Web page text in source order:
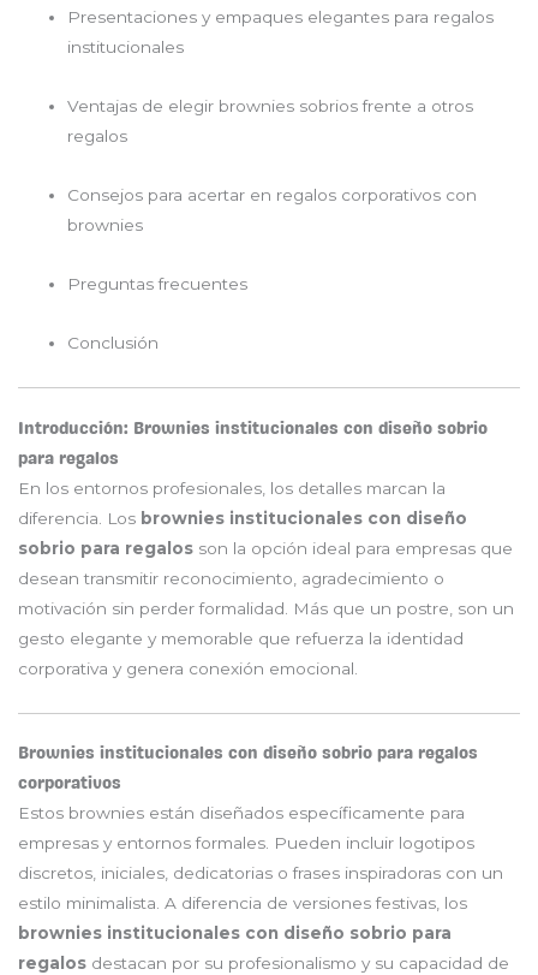
Presentaciones y empaques elegantes para regalos
institucionales
Ventajas de elegir brownies sobrios frente a otros
regalos
Consejos para acertar en regalos corporativos con
brownies
Preguntas frecuentes
Conclusión
Introducción: Brownies institucionales con diseño sobrio
para regalos
En los entornos profesionales, los detalles marcan la
diferencia. Los brownies institucionales con diseño
sobrio para regalos son la opción ideal para empresas que
desean transmitir reconocimiento, agradecimiento o
motivación sin perder formalidad. Más que un postre, son un
gesto elegante y memorable que refuerza la identidad
corporativa y genera conexión emocional.
Brownies institucionales con diseño sobrio para regalos
corporativos
Estos brownies están diseñados específicamente para
empresas y entornos formales. Pueden incluir logotipos
discretos, iniciales, dedicatorias o frases inspiradoras con un
estilo minimalista. A diferencia de versiones festivas, los
brownies institucionales con diseño sobrio para
regalos destacan por su profesionalismo y su capacidad de